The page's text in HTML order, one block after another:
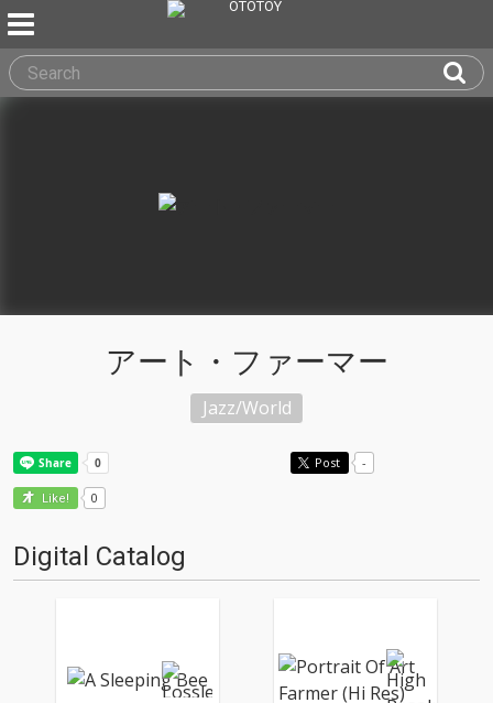
アート・ファーマー
Jazz/World
Post -
Like! 0
Digital Catalog